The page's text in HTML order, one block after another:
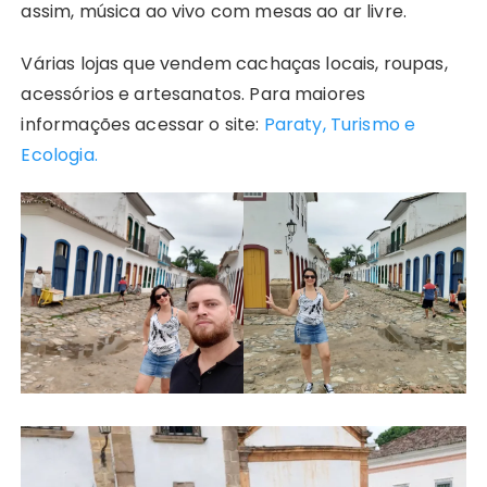
assim, música ao vivo com mesas ao ar livre.
Várias lojas que vendem cachaças locais, roupas,
acessórios e artesanatos. Para maiores
informações acessar o site: Paraty, Turismo e
Ecologia.